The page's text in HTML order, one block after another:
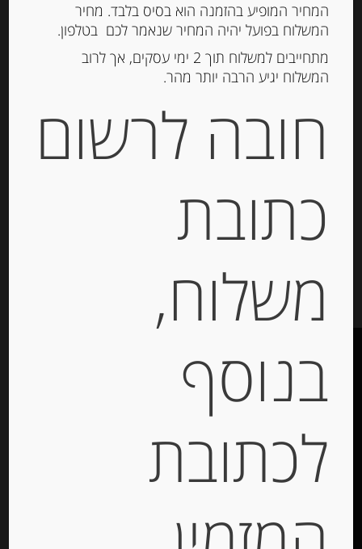
גבינת מאסדאם עזים Maasdammer
Holland
-
18.00
תקשורת מותג –
המחיר המופיע בהזמנה הוא בסיס בלבד. מחיר
המשלוח בפועל יהיה המחיר שנאמר לכם בטלפון.
מתחייבים למשלוח תוך 2 ימי עסקים, אך לרוב
המשלוח יגיע הרבה יותר מהר.
חובה לרשום
כתובת
משלוח,
בנוסף
לכתובת